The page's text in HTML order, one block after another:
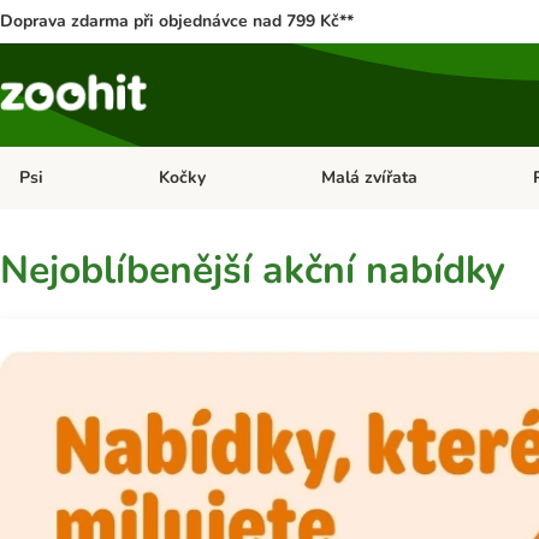
Doprava zdarma při objednávce nad 799 Kč**
Psi Otevřít menu: Psi
Kočky Otevřít menu: Kočky
Malá zvířata
Nejoblíbenější akční nabídky